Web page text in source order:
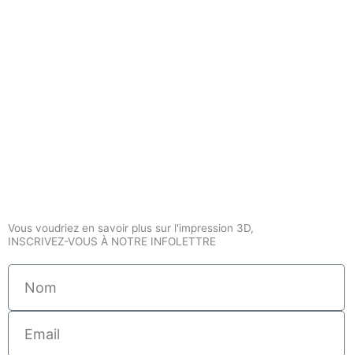
Vous voudriez en savoir plus sur l'impression 3D,
INSCRIVEZ-VOUS À NOTRE INFOLETTRE